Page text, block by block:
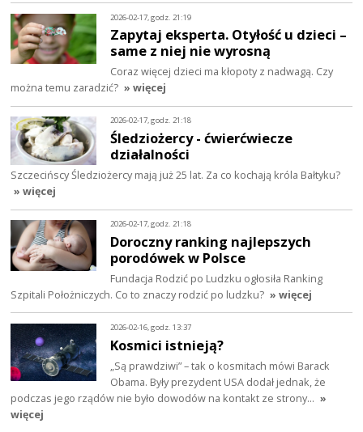
2026-02-17, godz. 21:19
Zapytaj eksperta. Otyłość u dzieci –
same z niej nie wyrosną
Coraz więcej dzieci ma kłopoty z nadwagą. Czy
można temu zaradzić? » więcej
2026-02-17, godz. 21:18
Śledziożercy - ćwierćwiecze
działalności
Szczecińscy Śledziożercy mają już 25 lat. Za co kochają króla Bałtyku?
» więcej
2026-02-17, godz. 21:18
Doroczny ranking najlepszych
porodówek w Polsce
Fundacja Rodzić po Ludzku ogłosiła Ranking
Szpitali Położniczych. Co to znaczy rodzić po ludzku? » więcej
2026-02-16, godz. 13:37
Kosmici istnieją?
„Są prawdziwi” – tak o kosmitach mówi Barack
Obama. Były prezydent USA dodał jednak, że
podczas jego rządów nie było dowodów na kontakt ze strony… »
więcej